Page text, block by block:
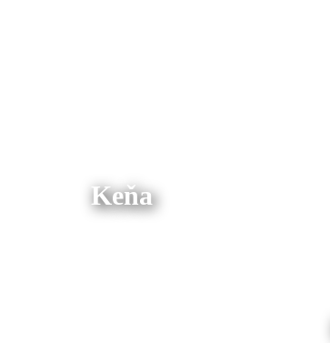
Keňa